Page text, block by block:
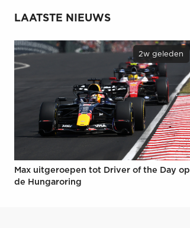
LAATSTE NIEUWS
2w geleden
Max uitgeroepen tot Driver of the Day op
de Hungaroring